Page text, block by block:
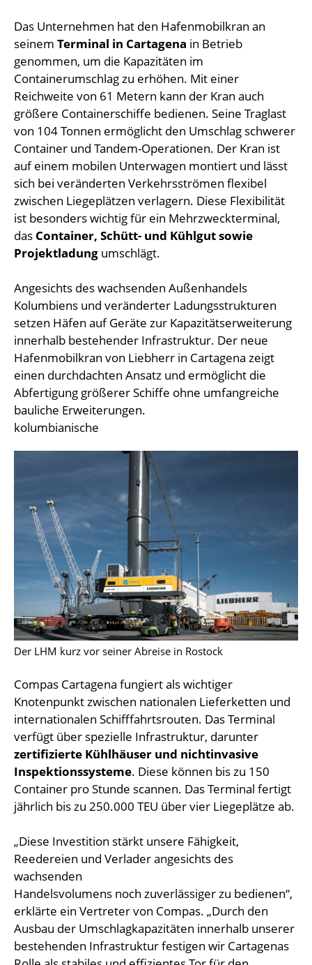
Das Unternehmen hat den Hafenmobilkran an
seinem Terminal in Cartagena in Betrieb
genommen, um die Kapazitäten im
Containerumschlag zu erhöhen. Mit einer
Reichweite von 61 Metern kann der Kran auch
größere Containerschiffe bedienen. Seine Traglast
von 104 Tonnen ermöglicht den Umschlag schwerer
Container und Tandem-Operationen. Der Kran ist
auf einem mobilen Unterwagen montiert und lässt
sich bei veränderten Verkehrsströmen flexibel
zwischen Liegeplätzen verlagern. Diese Flexibilität
ist besonders wichtig für ein Mehrzweckterminal,
das Container, Schütt- und Kühlgut sowie
Projektladung umschlägt.
Angesichts des wachsenden Außenhandels
Kolumbiens und veränderter Ladungsstrukturen
setzen Häfen auf Geräte zur Kapazitätserweiterung
innerhalb bestehender Infrastruktur. Der neue
Hafenmobilkran von Liebherr in Cartagena zeigt
einen durchdachten Ansatz und ermöglicht die
Abfertigung größerer Schiffe ohne umfangreiche
bauliche Erweiterungen.
kolumbianische
Der LHM kurz vor seiner Abreise in Rostock
Compas Cartagena fungiert als wichtiger
Knotenpunkt zwischen nationalen Lieferketten und
internationalen Schifffahrtsrouten. Das Terminal
verfügt über spezielle Infrastruktur, darunter
zertifizierte Kühlhäuser und nichtinvasive
Inspektionssysteme. Diese können bis zu 150
Container pro Stunde scannen. Das Terminal fertigt
jährlich bis zu 250.000 TEU über vier Liegeplätze ab.
„Diese Investition stärkt unsere Fähigkeit,
Reedereien und Verlader angesichts des
wachsenden
Handelsvolumens noch zuverlässiger zu bedienen“,
erklärte ein Vertreter von Compas. „Durch den
Ausbau der Umschlagkapazitäten innerhalb unserer
bestehenden Infrastruktur festigen wir Cartagenas